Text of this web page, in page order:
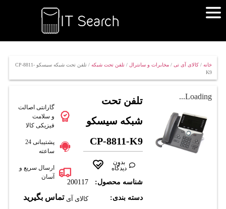
خانه/ کالای آی تی/ مخابرات و سانترال / تلفن تحت شبکه
/ تلفن تحت شبکه سيسکو CP-8811-
K9
Loading...
تلفن تحت
شبکه سيسکو
CP-8811-K9
بدون
دیدگاه
شناسه محصول: 200117
دسته بندی:
کالای آی
گارانتی اصالت
و سلامت
فیزیکی کالا
پشتیبانی 24
ساعته
ارسال سریع و
آسان
تماس بگیرید